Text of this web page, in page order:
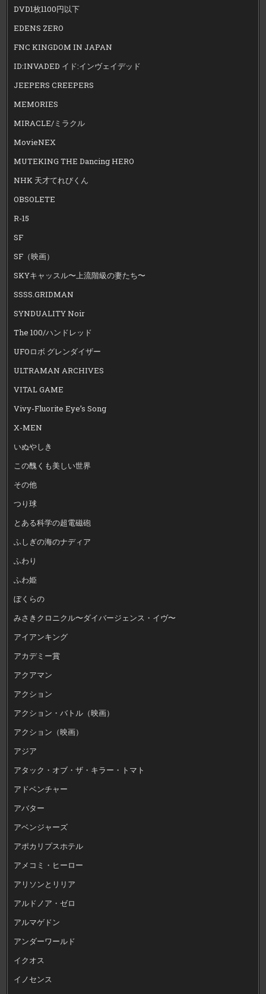
DVD1枚1100円以下
EDENS ZERO
FNC KINGDOM IN JAPAN
ID:INVADED イド:インヴェイデッド
JEEPERS CREEPERS
MEMORIES
MIRACLE/ミラクル
MovieNEX
MUTEKING THE Dancing HERO
NHK 天才てれびくん
OBSOLETE
R-15
SF
SF（映画）
SKYキャッスル〜上流階級の妻たち〜
SSSS.GRIDMAN
SYNDUALITY Noir
The 100/ハンドレッド
UFOロボ グレンダイザー
ULTRAMAN ARCHIVES
VITAL GAME
Vivy-Fluorite Eye’s Song
X-MEN
いぬやしき
この醜くも美しい世界
その他
つり球
とある科学の超電磁砲
ふしぎの海のナディア
ふわり
ふわ姫
ぼくらの
みさきクロニクル〜ダイバージェンス・イヴ〜
アイアンキング
アカデミー賞
アクアマン
アクション
アクション・バトル（映画）
アクション（映画）
アジア
アタック・オブ・ザ・キラー・トマト
アドベンチャー
アバター
アベンジャーズ
アポカリプスホテル
アメコミ・ヒーロー
アリソンとリリア
アルドノア・ゼロ
アルマゲドン
アンダーワールド
イクオス
イノセンス